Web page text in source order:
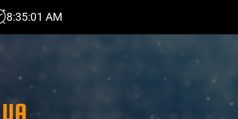
8:35:03 AM